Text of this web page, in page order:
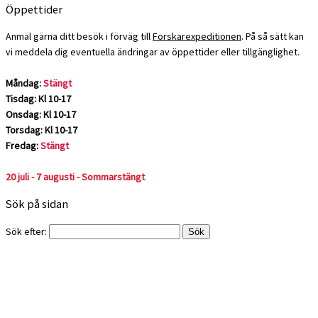
Öppettider
Anmäl gärna ditt besök i förväg tillForskarexpeditionen. På så sätt kan
vi meddela dig eventuella ändringar av öppettider eller tillgänglighet.
Måndag:Stängt
Tisdag: Kl 10-17
Onsdag: Kl 10-17
Torsdag: Kl 10-17
Fredag:Stängt
20 juli - 7 augusti - Sommarstängt
Sök på sidan
Sök efter: